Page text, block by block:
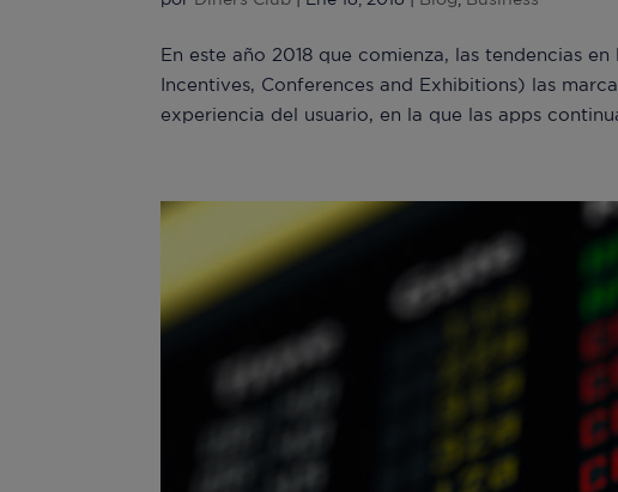
En este año 2018 que comienza, las tendencias
Incentives, Conferences and Exhibitions) las
experiencia del usuario, en la que las apps